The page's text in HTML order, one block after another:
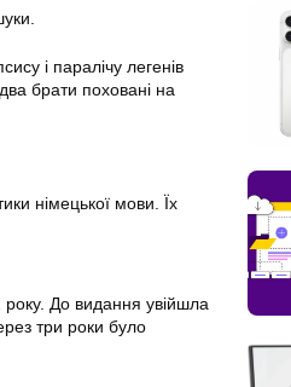
і паралічу легенів
брати поховані на
німецької мови. Їх
До видання увійшла
три роки було